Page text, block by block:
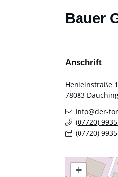
Bauer
+
Anschrift
Henleinstraße
78083
info@der-
(07720) 993
(07720) 993